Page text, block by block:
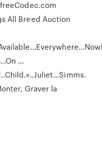
All Breed Auction
...
Graver la